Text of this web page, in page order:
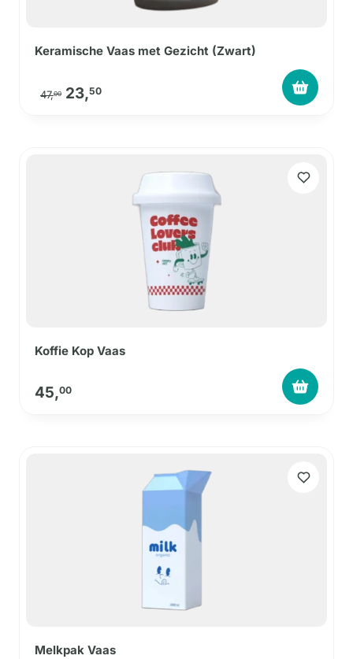
Keramische Vaas met Gezicht (Zwart)
47,00 Oorspronkelijke prijs was: 47,00.
23,50Huidige prijs is: 23,50.
Koffie Kop Vaas
45,00
Melkpak Vaas